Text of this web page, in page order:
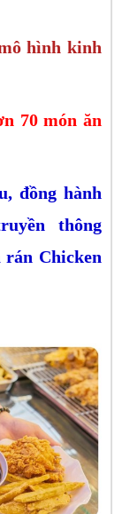
hình kinh
70 món ăn
đồng hành
thông
rán Chicken